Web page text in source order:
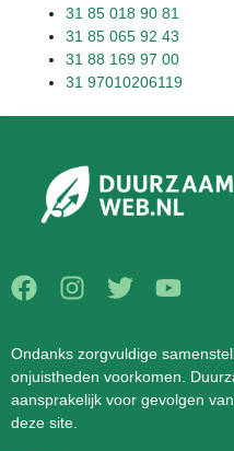
31 85 018 90 81
31 85 065 92 43
31 88 169 97 00
31 97010206119
Ondanks zorgvuldige
onjuistheden voorkomen.
aansprakelijk voor gevolgen
deze site.